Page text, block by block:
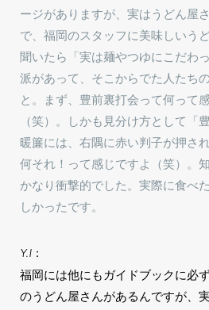
ージがありますが、実はうどん屋
で、福岡のスタッフに美味しいう
聞いたら「実は麺やつゆにこだわ
派があって、そこからでた人たち
と。まず、豊前裏打会って何って
（笑）。しかも見分け方として「
暖簾には、右隅に赤い判子が押さ
何それ！って感じですよ（笑）。
かなり衝撃的でした。実際に食べ
しかったです。
Y.I：
福岡には他にもガイドブックに必
のうどん屋さんがあるんですが、